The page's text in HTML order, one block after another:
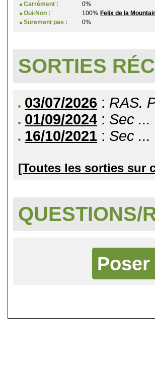
Carrément :
0%
Oui-Non :
100% Felix de la
Surement pas :
0%
SORTIES
03/07/2026 : RAS.
01/09/2024 : Sec ...
16/10/2021 : Sec ...
[Toutes les sorties sur
QUESTIONS/